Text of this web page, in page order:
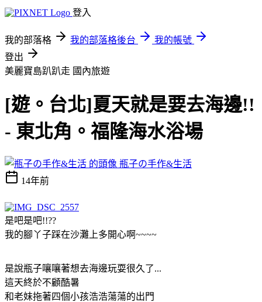
登入
我的部落格 我的部落格後台
我的帳號
登出
美麗寶島趴趴走 國內旅遊
[遊。台北]夏天就是要去海邊!!
- 東北角。福隆海水浴場
瓶子の手作&生活
14年前
是吧是吧!!??
我的腳丫子踩在沙灘上多開心啊~~~~
是說瓶子嚷嚷著想去海邊玩耍很久了...
這天終於不顧酷暑
和老妹拖著四個小孩浩浩蕩蕩的出門